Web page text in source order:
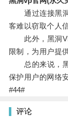
通过连接黑洞
客难以窃取个人
此外，黑洞
限制，为用户提
总的来说，黑
保护用户的网络
#44#
评论